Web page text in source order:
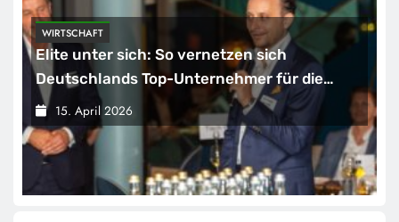
WIRTSCHAFT
Elite unter sich: So vernetzen sich
Deutschlands Top-Unternehmer für die
Zukunft
15. April 2026